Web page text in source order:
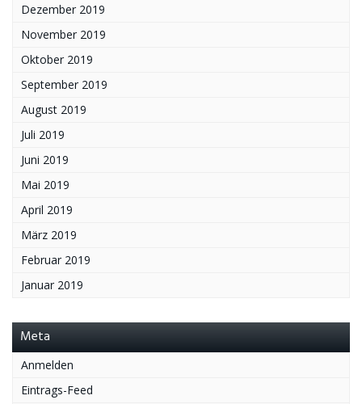
Dezember 2019
November 2019
Oktober 2019
September 2019
August 2019
Juli 2019
Juni 2019
Mai 2019
April 2019
März 2019
Februar 2019
Januar 2019
Meta
Anmelden
Eintrags-Feed